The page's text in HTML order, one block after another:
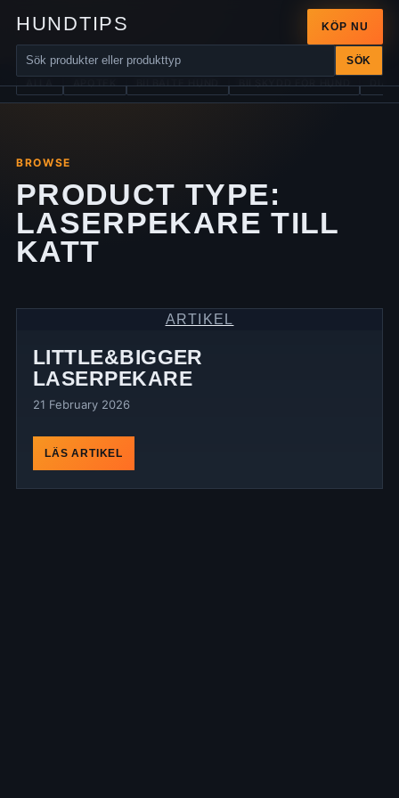
HUNDTIPS
SÖK
KÖP NU
ALLA APOTEK BILBÄLTE HUND BILSKYDD FÖR HUND
BROWSE
PRODUCT TYPE:
LASERPEKARE TILL
KATT
ARTIKEL
LITTLE&BIGGER
LASERPEKARE
21 February 2026
LÄS ARTIKEL